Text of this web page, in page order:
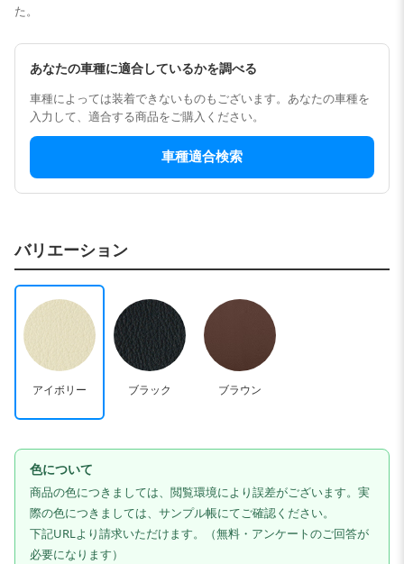
た。
あなたの車種に適合しているかを調べる
車種によっては装着できないものもございます。あなたの車種を
入力して、適合する商品をご購入ください。
車種適合検索
バリエーション
アイボリー ブラック ブラウン
色について
商品の色につきましては、閲覧環境により誤差がございます。実
際の色につきましては、サンプル帳にてご確認ください。
下記URLより請求いただけます。（無料・アンケートのご回答が
必要になります）